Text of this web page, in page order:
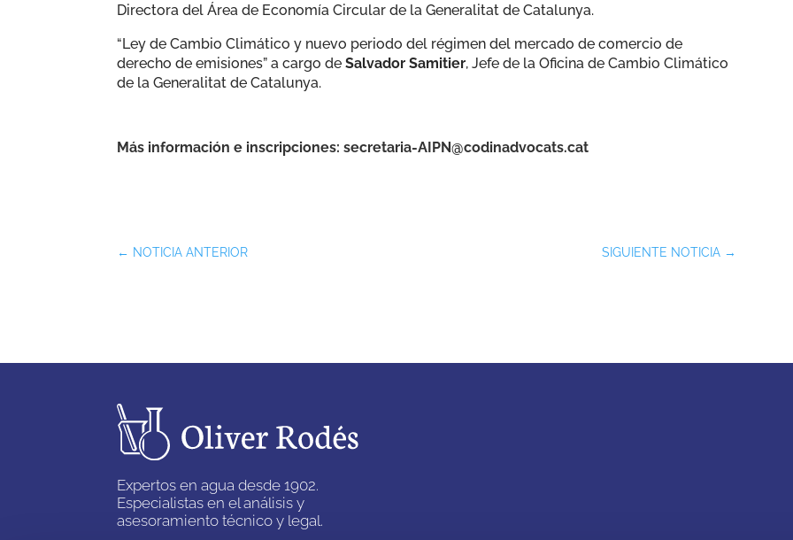
Directora del Área de Economía Circular de la Generalitat de Catalunya.
“Ley de Cambio Climático y nuevo periodo del régimen del mercado de comercio de
derecho de emisiones” a cargo de Salvador Samitier, Jefe de la Oficina de Cambio Climático
de la Generalitat de Catalunya.
Más información e inscripciones: secretaria-AIPN@codinadvocats.cat
← NOTICIA ANTERIOR SIGUIENTE NOTICIA →
Expertos en agua desde 1902.
Especialistas en el análisis y
asesoramiento técnico y legal.